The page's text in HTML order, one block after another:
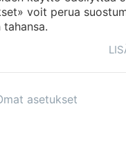
voit perua
tahansa.
asetukset